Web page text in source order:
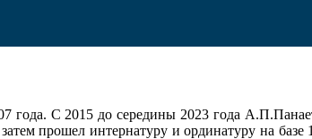
года. С 2015 до середины 2023 года
прошел интернатуру и ординатуру на